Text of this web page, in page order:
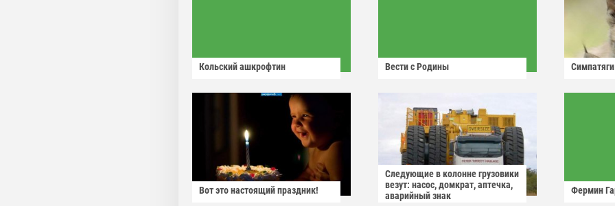
Кольский ашкрофтин Вести с Родины Симпатяги
Вот это настоящий праздник!
Следующие в колонне грузовики
везут: насос, домкрат, аптечка,
аварийный знак
Фермин